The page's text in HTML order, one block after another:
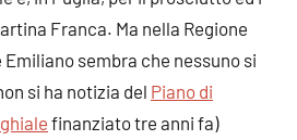
Franca. Ma nella Regione
sembra che nessuno si
si ha notizia del Piano di
finanziato tre anni fa)